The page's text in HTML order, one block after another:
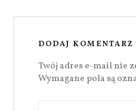
DODAJ KOMENTARZ
Twój adres e-mail nie
Wymagane pola są